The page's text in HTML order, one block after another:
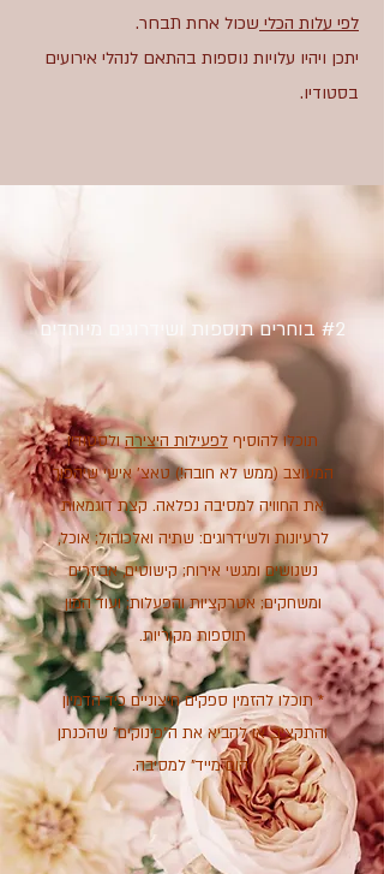
לפי עלות הכלי שכול אחת תבחר.
יתכן ויהיו עלויות נוספות בהתאם לנהלי אירועים
בסטודיו.
#2 בוחרים תוספות ושידרוגים מיוחדים
תוכלו להוסיף לפעילות היצירהולסטודיו
המעוצב (ממש לא חובה!) טאצ' אישי שיהפוך
את החוויה למסיבה נפלאה. קצת דוגמאות
לרעיונות ולשידרוגים: שתיה ואלכוהול; אוכל,
נשנושים ומגשי אירוח; קישוטים, אביזרים
ומשחקים; אטרקציות והפעלות; ועוד המון
תוספות מקוריות.
* תוכלו להזמין ספקים חיצוניים כיד הדמיון
והתקציב, או להביא את ה"פינוקים" שהכנתן
"הום מייד" למסיבה.